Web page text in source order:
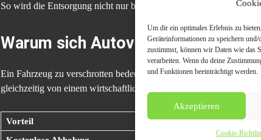
Um dir ein optimales Erlebnis zu
Geräteinformationen zu speichern
zustimmst, können wir Daten wie das
verarbeiten. Wenn du deine
und Funktionen beeinträchtigt werden.
Akzeptieren
Cookie-
So wird die Entsorgung nicht nur bequem, sondern auch
Warum sich Autoverschrottung in
Ein Fahrzeug zu verschrotten bedeutet nicht, es einfach zu
gleichzeitig von einem wirtschaftlichen Vorteil zu profitieren.
Vorteil
Beschreibung